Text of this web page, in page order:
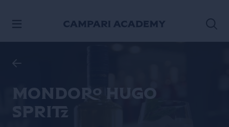
Mondoro Hugo
Spritz